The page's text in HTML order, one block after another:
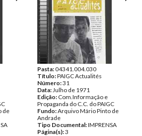
de
Pasta:04341.004.030
Título:PAIGC Actualités
Número:31
Data:Julho de 1971
Edição: Com.Informação e
Propaganda do C.C. do PAIGC
Fundo:Arquivo Mário Pinto de
Andrade
Tipo Documental:IMPRENSA
Página(s):3